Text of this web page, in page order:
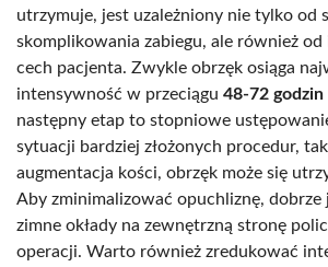
utrzymuje, jest uzależniony nie tylko od
skomplikowania zabiegu, ale również
cech pacjenta. Zwykle obrzęk osiąga
intensywność w przeciągu 48-72 godzin
następny etap to stopniowe
sytuacji bardziej złożonych procedur,
augmentacja kości, obrzęk może się
Aby zminimalizować opuchliznę, dobrze
zimne okłady na zewnętrzną stronę
operacji. Warto również zredukować